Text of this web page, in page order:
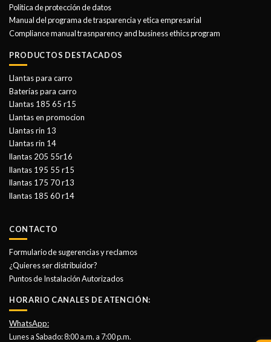
Politica de protección de datos
Manual del programa de trasparencia y etica empresarial
Compliance manual trasnparency and business ethics program
PRODUCTOS DESTACADOS
Llantas para carro
Baterías para carro
Llantas 185 65 r15
Llantas en promocion
Llantas rin 13
Llantas rin 14
llantas 205 55r16
llantas 195 55 r15
llantas 175 70 r13
llantas 185 60 r14
CONTACTO
Formulario de sugerencias y reclamos
¿Quieres ser distribuidor?
Puntos de Instalación Autorizados
HORARIO CANALES DE ATENCIÓN:
WhatsApp:
Lunes a Sabado: 8:00 a.m. a 7:00 p.m.